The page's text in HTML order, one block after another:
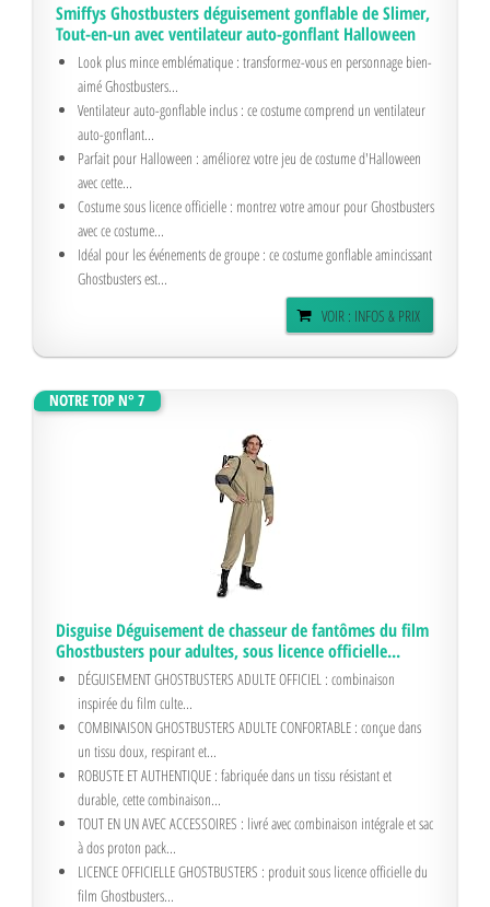
Smiffys Ghostbusters déguisement gonflable de Slimer,
Tout-en-un avec ventilateur auto-gonflant Halloween
Look plus mince emblématique : transformez-vous en personnage bien-
aimé Ghostbusters...
Ventilateur auto-gonflable inclus : ce costume comprend un ventilateur
auto-gonflant...
Parfait pour Halloween : améliorez votre jeu de costume d'Halloween
avec cette...
Costume sous licence officielle : montrez votre amour pour Ghostbusters
avec ce costume...
Idéal pour les événements de groupe : ce costume gonflable amincissant
Ghostbusters est...
VOIR : INFOS & PRIX
NOTRE TOP N° 7
Disguise Déguisement de chasseur de fantômes du film
Ghostbusters pour adultes, sous licence officielle...
DÉGUISEMENT GHOSTBUSTERS ADULTE OFFICIEL : combinaison
inspirée du film culte...
COMBINAISON GHOSTBUSTERS ADULTE CONFORTABLE : conçue dans
un tissu doux, respirant et...
ROBUSTE ET AUTHENTIQUE : fabriquée dans un tissu résistant et
durable, cette combinaison...
TOUT EN UN AVEC ACCESSOIRES : livré avec combinaison intégrale et sac
à dos proton pack...
LICENCE OFFICIELLE GHOSTBUSTERS : produit sous licence officielle du
film Ghostbusters...